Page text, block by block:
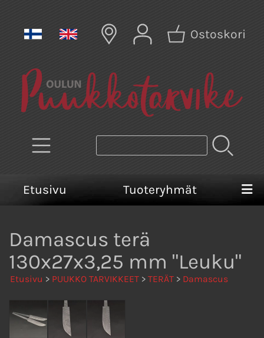
Ostoskori
Etusivu Tuoteryhmät
Damascus terä
130x27x3,25 mm "Leuku"
Etusivu > PUUKKO TARVIKKEET > TERÄT > Damascus